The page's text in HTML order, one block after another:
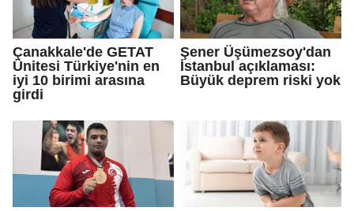
Çanakkale'de GETAT
Ünitesi Türkiye'nin en
iyi 10 birimi arasına
girdi
Şener Üşümezsoy'dan
İstanbul açıklaması:
Büyük deprem riski yok